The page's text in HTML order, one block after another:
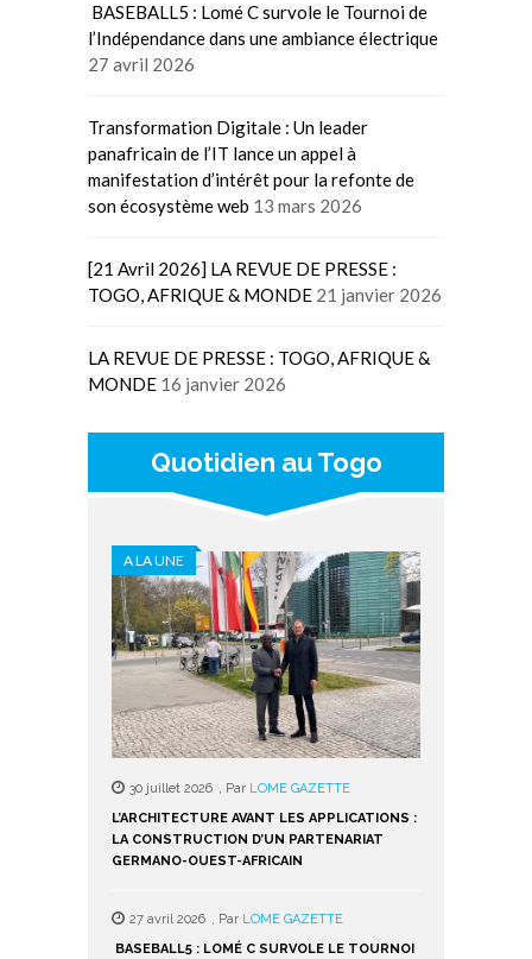
BASEBALL5 : Lomé C survole le Tournoi de
l’Indépendance dans une ambiance électrique
27 avril 2026
Transformation Digitale : Un leader
panafricain de l’IT lance un appel à
manifestation d’intérêt pour la refonte de
son écosystème web 13 mars 2026
[21 Avril 2026] LA REVUE DE PRESSE :
TOGO, AFRIQUE & MONDE 21 janvier 2026
LA REVUE DE PRESSE : TOGO, AFRIQUE &
MONDE 16 janvier 2026
Quotidien au Togo
A LA UNE
30 juillet 2026 , Par LOME GAZETTE
L’ARCHITECTURE AVANT LES APPLICATIONS :
LA CONSTRUCTION D’UN PARTENARIAT
GERMANO-OUEST-AFRICAIN
27 avril 2026 , Par LOME GAZETTE
BASEBALL5 : LOMÉ C SURVOLE LE TOURNOI